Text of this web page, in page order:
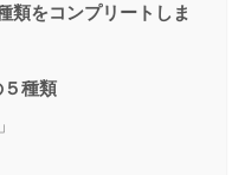
類をコンプリートしま
種類